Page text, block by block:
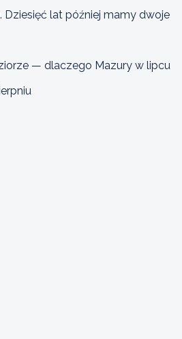
Dziesięć lat później mamy dwoje
— dlaczego Mazury w lipcu